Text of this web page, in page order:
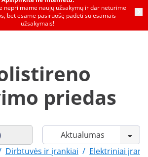
nepriimame naujų užsakymų ir dar neturime
bet esame pasiruošę padėti su esamais
užsakymais!
priedas
Dirbtuvės ir įrankiai / Elektriniai